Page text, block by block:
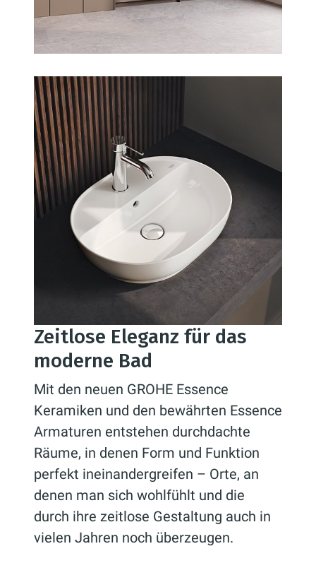
Zeitlose Eleganz für das
moderne Bad
Mit den neuen GROHE Essence
Keramiken und den bewährten Essence
Armaturen entstehen durchdachte
Räume, in denen Form und Funktion
perfekt ineinandergreifen – Orte, an
denen man sich wohlfühlt und die
durch ihre zeitlose Gestaltung auch in
vielen Jahren noch überzeugen.